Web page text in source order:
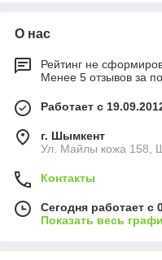
О нас
Рейтинг не
Менее 5 отзывов за
Работает с
г. Шымкент
Ул. Майлы кожа 158,
Контакты
Сегодня работает с
Показать весь